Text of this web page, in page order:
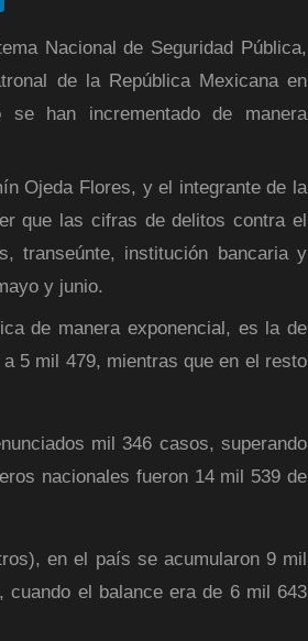
Nacional de Seguridad Pública,
de la República Mexicana en
han incrementado de manera
Ojeda Flores, y el integrante de la
que las cifras de delitos contra el
transeúnte, institución bancaria y
y junio.
de manera exponencial, es la de
5 mil 479, mientras que en el resto
mil 346 casos, superando
nacionales fueron 14 mil 539 de
en el país se acumularon 9 mil
el balance era de 6 mil 643